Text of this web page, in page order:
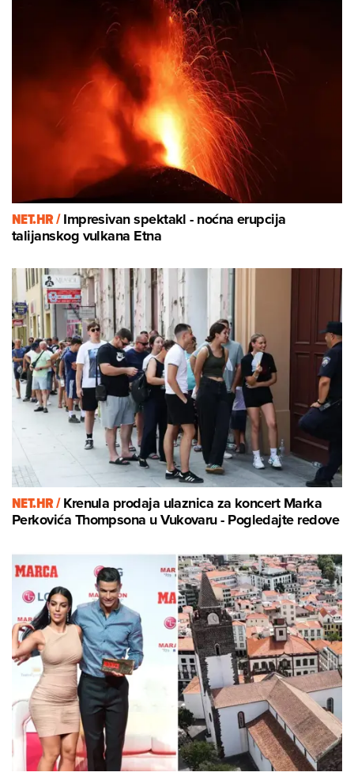
NET.HR /Impresivan spektakl - noćna erupcija
talijanskog vulkana Etna
NET.HR /Krenula prodaja ulaznica za koncert Marka
Perkovića Thompsona u Vukovaru - Pogledajte redove